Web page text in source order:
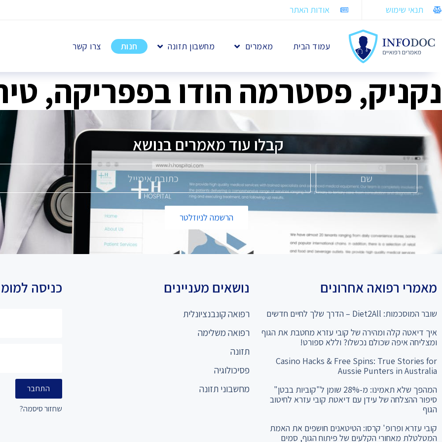
תנאי שימוש אודות האתר
עמוד הבית מאמרים מחשבון תזונה חנות צרו קשר
נקניק, פסטרמה הודו בפפריקה,
קבלו עוד מאמרים בנושאפ
הרשמה לניוזלטר
מאמרי רפואה אחרונים
שובר המוסכמות: Diet2All – הדרך שלך לחיים חדשים
איך דיאטה קלה ומהירה של קובי עזרא מחטבת את הגוף
ומצליחה איפה שכולם נכשלו? וללא ספורט!
Casino Hacks & Free Spins: True Stories for
Aussie Punters in Australia
המהפך שלא תאמינו: מ-28% שומן ל"קוביות בבטן"
סיפור ההצלחה של עידן עם דיאטת קובי עזרא לחיטוב
הגוף
קובי עזרא ופרופ' קרסו: הטיטאנים חושפים את האמת
המטלטלת מאחורי הקלעים של פיתוח הגוף, סמים
נושאים מעניינים
רפואה קונבנציונלית
רפואה משלימה
תזונה
פסיכולוגיה
מחשבוני תזונה
כניסה
התחבר
שחזור סיסמה?